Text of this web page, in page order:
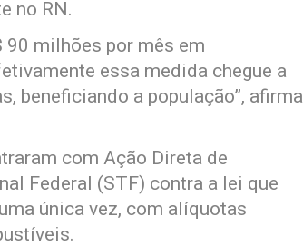
no RN.
90 milhões por mês em
essa medida chegue a
beneficiando a população”, afirma
com Ação Direta de
Federal (STF) contra a lei que
única vez, com alíquotas